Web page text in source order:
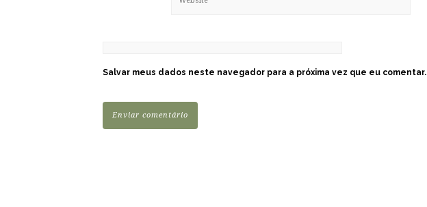
Salvar meus dados neste navegador para a próxima vez que eu comentar.